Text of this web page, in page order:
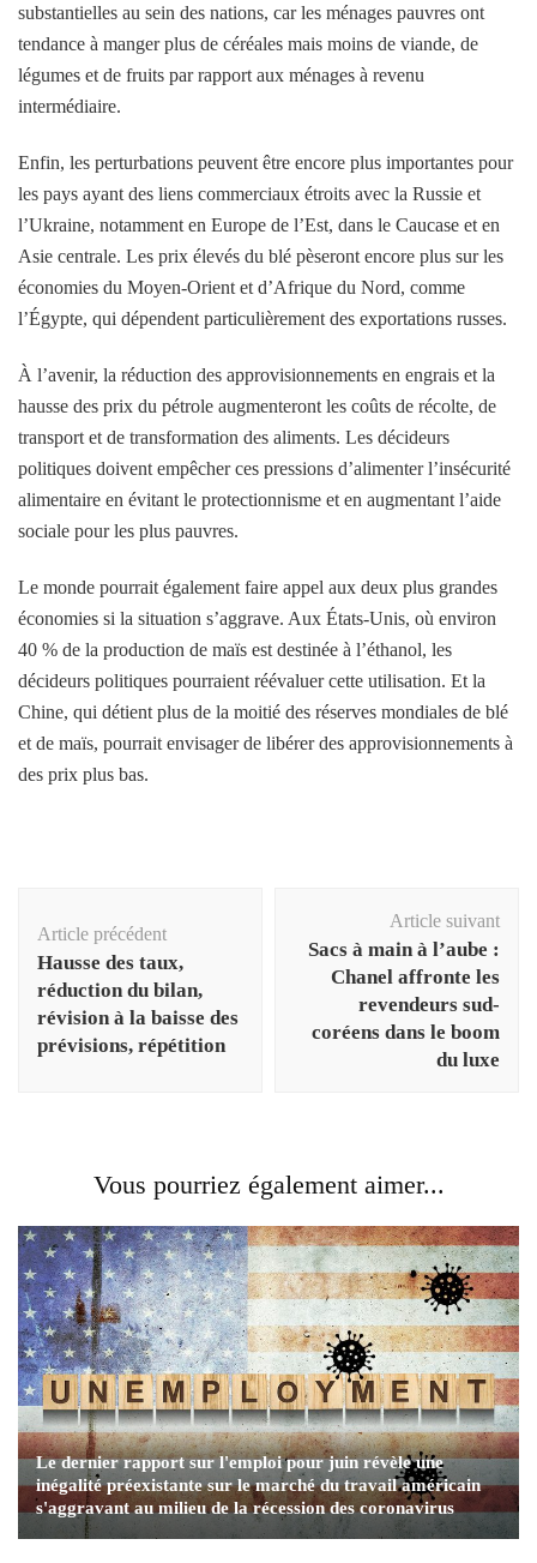
substantielles au sein des nations, car les ménages pauvres ont
tendance à manger plus de céréales mais moins de viande, de
légumes et de fruits par rapport aux ménages à revenu
intermédiaire.
Enfin, les perturbations peuvent être encore plus importantes pour
les pays ayant des liens commerciaux étroits avec la Russie et
l’Ukraine, notamment en Europe de l’Est, dans le Caucase et en
Asie centrale. Les prix élevés du blé pèseront encore plus sur les
économies du Moyen-Orient et d’Afrique du Nord, comme
l’Égypte, qui dépendent particulièrement des exportations russes.
À l’avenir, la réduction des approvisionnements en engrais et la
hausse des prix du pétrole augmenteront les coûts de récolte, de
transport et de transformation des aliments. Les décideurs
politiques doivent empêcher ces pressions d’alimenter l’insécurité
alimentaire en évitant le protectionnisme et en augmentant l’aide
sociale pour les plus pauvres.
Le monde pourrait également faire appel aux deux plus grandes
économies si la situation s’aggrave. Aux États-Unis, où environ
40 % de la production de maïs est destinée à l’éthanol, les
décideurs politiques pourraient réévaluer cette utilisation. Et la
Chine, qui détient plus de la moitié des réserves mondiales de blé
et de maïs, pourrait envisager de libérer des approvisionnements à
des prix plus bas.
d'article
Article précédent
Hausse des taux,
réduction du bilan,
révision à la baisse des
prévisions, répétition
Article suivant
Sacs à main à l’aube :
Chanel affronte les
revendeurs sud-
coréens dans le boom
du luxe
Vous pourriez également aimer...
Le dernier rapport sur l'emploi pour juin révèle une
inégalité préexistante sur le marché du travail américain
s'aggravant au milieu de la récession des coronavirus